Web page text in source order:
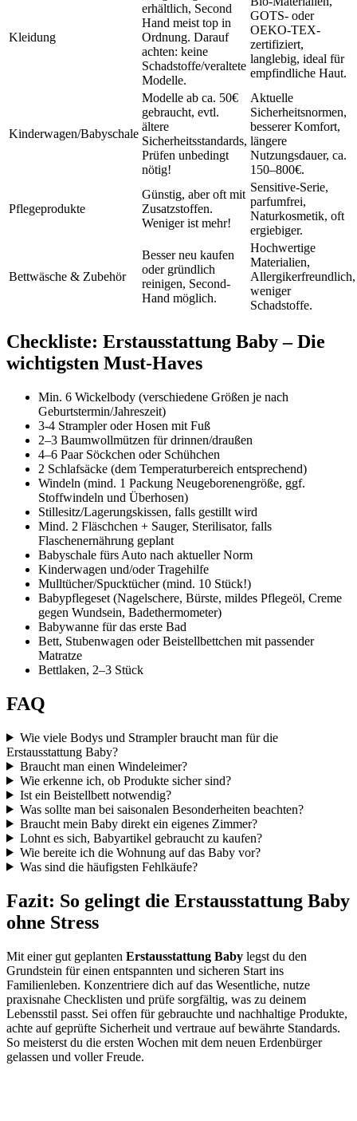
Kleidung
erhältlich, Second
Hand meist top in
Ordnung. Darauf
achten: keine
Schadstoffe/veraltete
Modelle.
GOTS- oder
OEKO-TEX-
zertifiziert,
langlebig, ideal für
empfindliche Haut.
Kinderwagen/Babyschale
Modelle ab ca. 50€
gebraucht, evtl.
ältere
Sicherheitsstandards,
Prüfen unbedingt
nötig!
Aktuelle
Sicherheitsnormen,
besserer Komfort,
längere
Nutzungsdauer, ca.
150–800€.
Pflegeprodukte
Günstig, aber oft mit
Zusatzstoffen.
Weniger ist mehr!
Sensitive-Serie,
parfumfrei,
Naturkosmetik, oft
ergiebiger.
Bettwäsche & Zubehör
Besser neu kaufen
oder gründlich
reinigen, Second-
Hand möglich.
Hochwertige
Materialien,
Allergikerfreundlich,
weniger
Schadstoffe.
Checkliste: Erstausstattung Baby – Die
wichtigsten Must-Haves
Min. 6 Wickelbody (verschiedene Größen je nach
Geburtstermin/Jahreszeit)
3-4 Strampler oder Hosen mit Fuß
2–3 Baumwollmützen für drinnen/draußen
4–6 Paar Söckchen oder Schühchen
2 Schlafsäcke (dem Temperaturbereich entsprechend)
Windeln (mind. 1 Packung Neugeborenengröße, ggf.
Stoffwindeln und Überhosen)
Stillesitz/Lagerungskissen, falls gestillt wird
Mind. 2 Fläschchen + Sauger, Sterilisator, falls
Flaschenernährung geplant
Babyschale fürs Auto nach aktueller Norm
Kinderwagen und/oder Tragehilfe
Mulltücher/Spucktücher (mind. 10 Stück!)
Babypflegeset (Nagelschere, Bürste, mildes Pflegeöl, Creme
gegen Wundsein, Badethermometer)
Babywanne für das erste Bad
Bett, Stubenwagen oder Beistellbettchen mit passender
Matratze
Bettlaken, 2–3 Stück
FAQ
Wie viele Bodys und Strampler braucht man für die
Erstausstattung Baby?
Braucht man einen Windeleimer?
Wie erkenne ich, ob Produkte sicher sind?
Ist ein Beistellbett notwendig?
Was sollte man bei saisonalen Besonderheiten beachten?
Braucht mein Baby direkt ein eigenes Zimmer?
Lohnt es sich, Babyartikel gebraucht zu kaufen?
Wie bereite ich die Wohnung auf das Baby vor?
Was sind die häufigsten Fehlkäufe?
Fazit: So gelingt die Erstausstattung Baby
ohne Stress
Mit einer gut geplanten Erstausstattung Baby legst du den
Grundstein für einen entspannten und sicheren Start ins
Familienleben. Konzentriere dich auf das Wesentliche, nutze
praxisnahe Checklisten und prüfe sorgfältig, was zu deinem
Lebensstil passt. Sei offen für gebrauchte und nachhaltige Produkte,
achte auf geprüfte Sicherheit und vertraue auf bewährte Standards.
So meisterst du die ersten Wochen mit dem neuen Erdenbürger
gelassen und voller Freude.